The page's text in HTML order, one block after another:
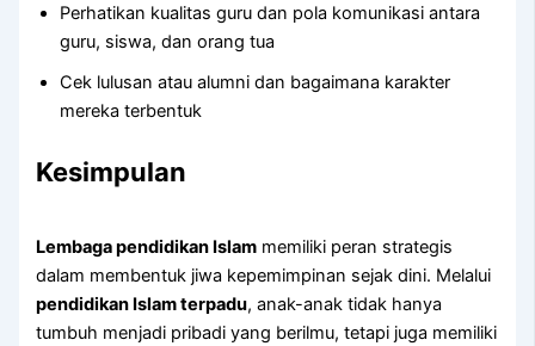
Perhatikan kualitas guru dan pola komunikasi antara
guru, siswa, dan orang tua
Cek lulusan atau alumni dan bagaimana karakter
mereka terbentuk
Kesimpulan
Lembaga pendidikan Islam memiliki peran strategis
dalam membentuk jiwa kepemimpinan sejak dini. Melalui
pendidikan Islam terpadu, anak-anak tidak hanya
tumbuh menjadi pribadi yang berilmu, tetapi juga memiliki